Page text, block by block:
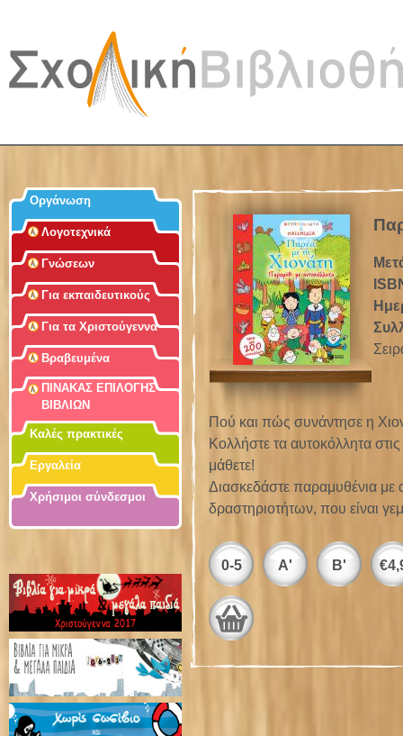
Πού και πώς συνάντησε η
Κολλήστε τα αυτοκόλλητα
μάθετε!
Διασκεδάστε παραμυθένια με
δραστηριοτήτων, που είναι
0-5 Α' Β' €
Οργάνωση
Λογοτεχνικά
Γνώσεων
Για εκπαιδευτικούς
Για τα Χριστούγεννα
Βραβευμένα
ΠΙΝΑΚΑΣ ΕΠΙΛΟΓΗΣ
ΒΙΒΛΙΩΝ
Καλές πρακτικές
Εργαλεία
Χρήσιμοι σύνδεσμοι